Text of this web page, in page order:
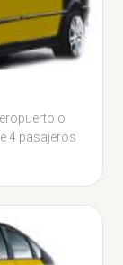
o
4 pasajeros